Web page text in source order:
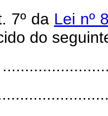
7º da Lei nº
do